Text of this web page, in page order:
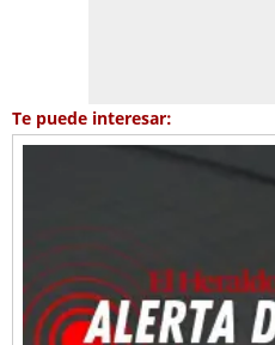
Te puede interesar: